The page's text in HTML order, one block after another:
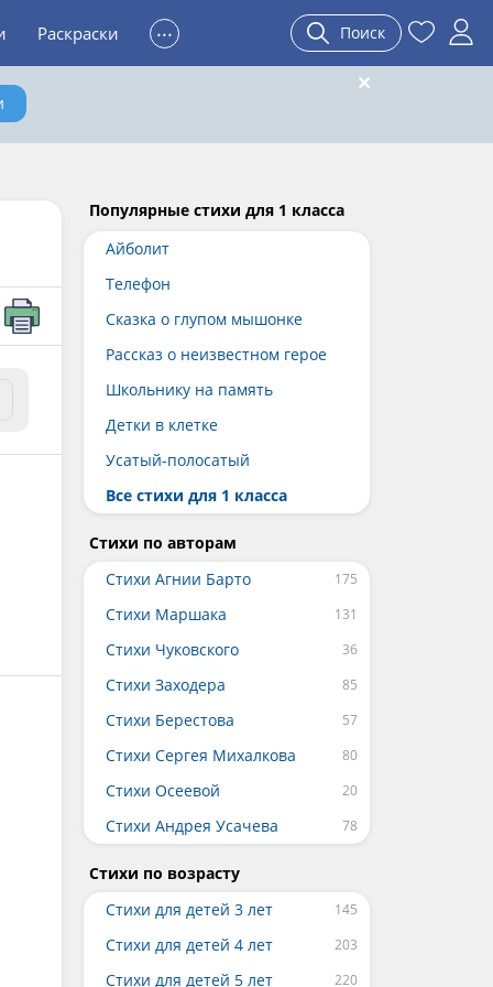
Раскраски ... Поиск
Популярные cтихи для 1 класса
Айболит
Телефон
Сказка о глупом мышонке
Рассказ о неизвестном герое
Школьнику на память
Детки в клетке
Усатый-полосатый
Все cтихи для 1 класса
Стихи по авторам
Стихи Агнии Барто
Стихи Маршака
Стихи Чуковского
Стихи Заходера
Стихи Берестова
Стихи Сергея Михалкова
Стихи Осеевой
Стихи Андрея Усачева
Стихи по возрасту
Стихи для детей 3 лет
Стихи для детей 4 лет
Стихи для детей 5 лет